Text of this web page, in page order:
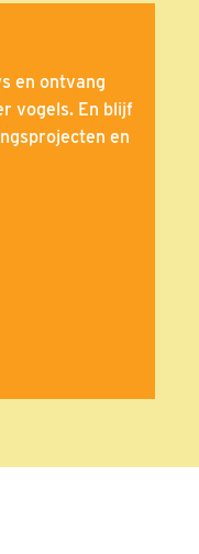
en ontvang
vogels. En blijf
en